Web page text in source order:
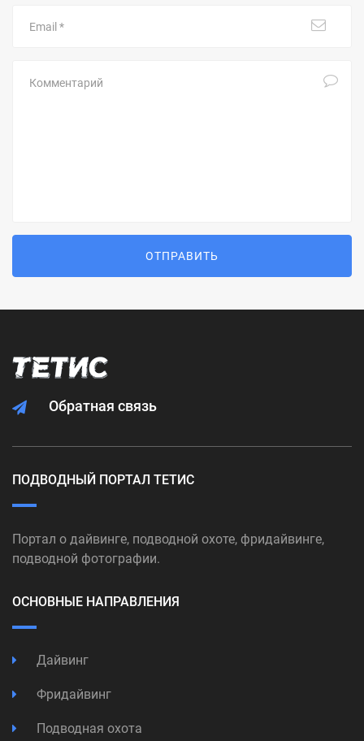
ОТПРАВИТЬ
Обратная связь
ПОДВОДНЫЙ ПОРТАЛ ТЕТИС
Портал о дайвинге, подводной охоте, фридайвинге,
подводной фотографии.
ОСНОВНЫЕ НАПРАВЛЕНИЯ
Дайвинг
Фридайвинг
Подводная охота